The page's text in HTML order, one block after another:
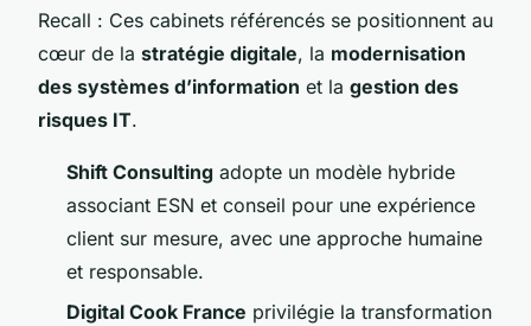
Recall : Ces cabinets référencés se positionnent au
cœur de la stratégie digitale, la modernisation
des systèmes d’information et la gestion des
risques IT.
Shift Consulting adopte un modèle hybride
associant ESN et conseil pour une expérience
client sur mesure, avec une approche humaine
et responsable.
Digital Cook France privilégie la transformation